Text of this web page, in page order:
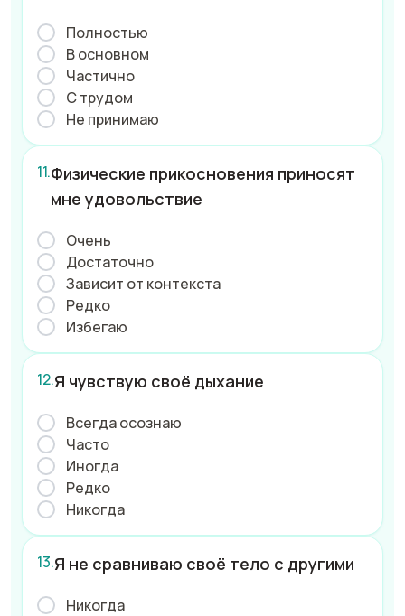
Полностью
В основном
Частично
С трудом
Не принимаю
Физические прикосновения приносят
мне удовольствие
Очень
Достаточно
Зависит от контекста
Редко
Избегаю
Я чувствую своё дыхание
Всегда осознаю
Часто
Иногда
Редко
Никогда
Я не сравниваю своё тело с другими
Никогда